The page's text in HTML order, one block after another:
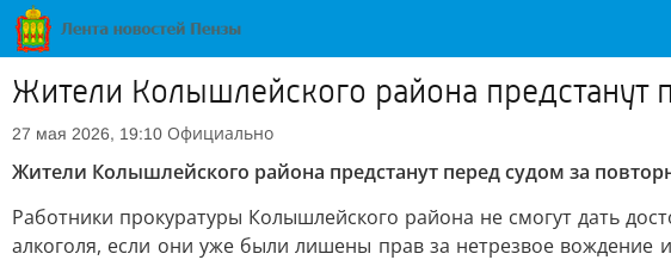
Жители Колышлейского района предстанут
27 мая 2026, 19:10 Официально
Жители Колышлейского района предстанут перед судом за
Работники прокуратуры Колышлейского района не смогут дать
алкоголя, если они уже были лишены прав за нетрезвое